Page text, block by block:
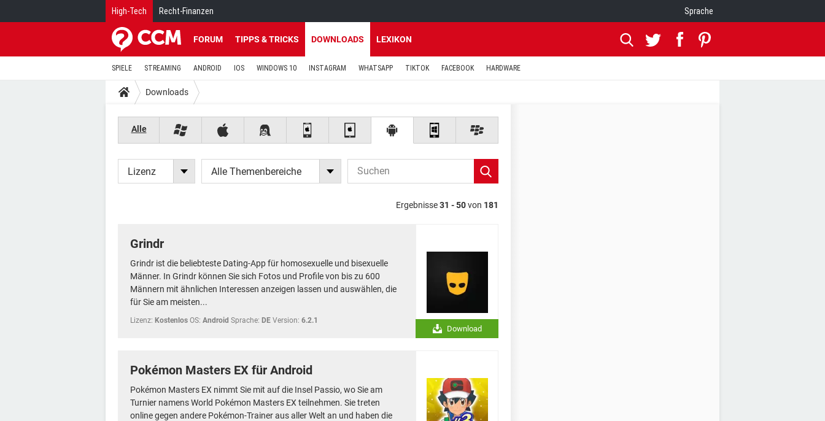
High-Tech Recht-Finanzen Sprache
FORUM TIPPS & TRICKS DOWNLOADS LEXIKON
SPIELE STREAMING ANDROID IOS WINDOWS 10 INSTAGRAM WHATSAPP TIKTOK FACEBOOK HARDWARE
Downloads
Alle
Lizenz Alle Themenbereiche
Ergebnisse31 - 50von 181
Grindr
Grindr ist die beliebteste Dating-App für homosexuelle und bisexuelle
Männer. In Grindr können Sie sich Fotos und Profile von bis zu 600
Männern mit ähnlichen Interessen anzeigen lassen und auswählen, die
für Sie am meisten...
Lizenz: Kostenlos OS: Android Sprache: DE Version: 6.2.1
Download
Pokémon Masters EX für Android
Pokémon Masters EX nimmt Sie mit auf die Insel Passio, wo Sie am
Turnier namens World Pokémon Masters EX teilnehmen. Sie treten
online gegen andere Pokémon-Trainer aus aller Welt an und haben die